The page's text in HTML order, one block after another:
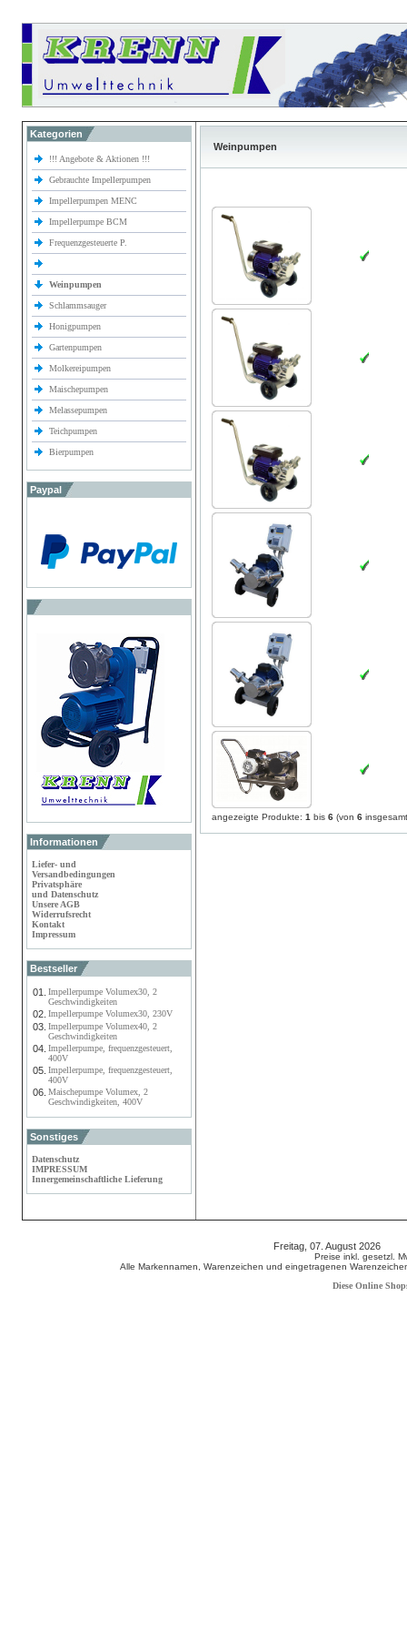
Kategorien
!!! Angebote & Aktionen !!!
Gebrauchte Impellerpumpen
Impellerpumpen MENC
Impellerpumpe BCM
Frequenzgesteuerte P.
Weinpumpen
Schlammsauger
Honigpumpen
Gartenpumpen
Molkereipumpen
Maischepumpen
Melassepumpen
Teichpumpen
Bierpumpen
Paypal
Informationen
Liefer- und
Versandbedingungen
Privatsphäre
und Datenschutz
Unsere AGB
Widerrufsrecht
Kontakt
Impressum
Bestseller
01.
Impellerpumpe Volumex30, 2
Geschwindigkeiten
02. Impellerpumpe Volumex30, 230V
03. Impellerpumpe Volumex40, 2
Geschwindigkeiten
04. Impellerpumpe, frequenzgesteuert,
400V
05. Impellerpumpe, frequenzgesteuert,
400V
06. Maischepumpe Volumex, 2
Geschwindigkeiten, 400V
Sonstiges
Datenschutz
IMPRESSUM
Innergemeinschaftliche Lieferung
Weinpumpen
angezeigte Produkte: 1 bis 6 (von 6
Freitag, 07. August 2026
Preise inkl. gesetzl.
Alle Markennamen, Warenzeichen und eingetragenen
Diese Online